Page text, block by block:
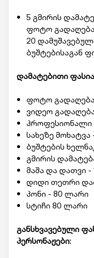
5 გმირის
ფოტო
20
ბუშტებისაგან
დამატებითი
ფოტო
ვიდეო
პროფესიონალი
სახეზე
ბუშტების
გმირის
მაშა და დათვი
დიდი თეთრი
პონი - 80 ლარი
სტიჩი 80 ლარი
განსხვავებული
პერსონაჟები: